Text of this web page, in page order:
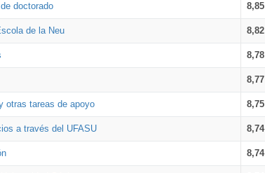
doctorado 8,85
de la Neu 8,82
8,78
8,77
otras tareas de apoyo 8,75
a través del UFASU 8,74
8,74